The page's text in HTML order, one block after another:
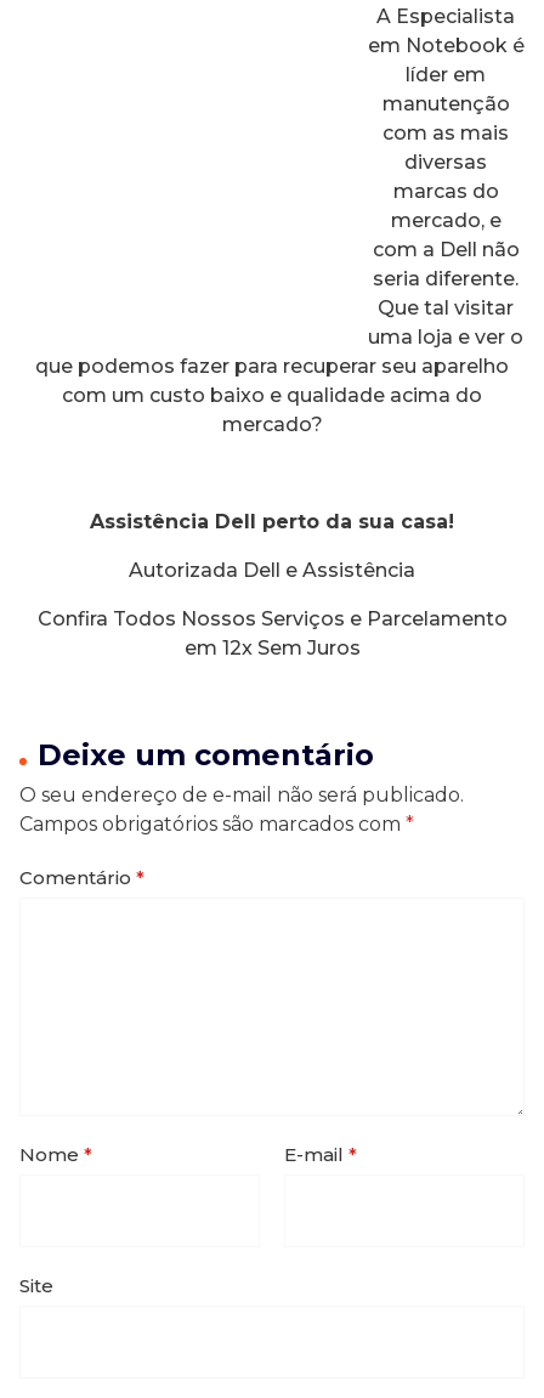
A Especialista
em Notebook é
líder em
manutenção
com as mais
diversas
marcas do
mercado, e
com a Dell não
seria diferente.
Que tal visitar
uma loja e ver o
que podemos fazer para recuperar seu aparelho
com um custo baixo e qualidade acima do
mercado?
Assistência Dell perto da sua casa!
Autorizada Dell e Assistência
Confira Todos Nossos Serviços e Parcelamento
em 12x Sem Juros
Deixe um comentário
O seu endereço de e-mail não será publicado.
Campos obrigatórios são marcados com *
Comentário *
Nome * E-mail *
Site